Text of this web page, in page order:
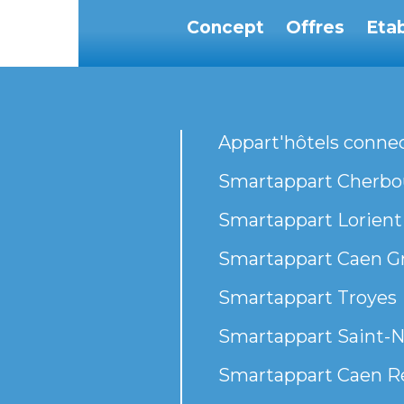
Concept Offres
Appart'hôtels
Smartappart
Smartappart Lorient
Smartappart Caen
Smartappart Troyes
Smartappart Saint-
Smartappart Caen